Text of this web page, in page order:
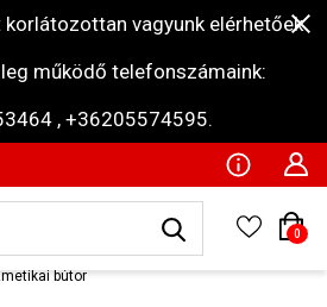
vagyunk elérhetőek
működő telefonszámaink:
, +36205574595.
0
bútor